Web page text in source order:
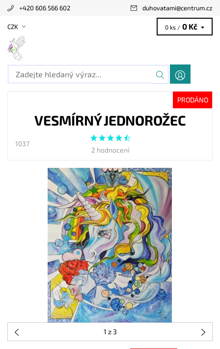
+420 606 566 602 duhovatami@centrum.cz
CZK 0 ks / 0 Kč
PRODÁNO
VESMÍRNÝ JEDNOROŽEC
1037
2 hodnocení
1 z 3